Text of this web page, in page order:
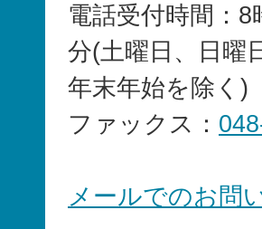
電話受付時間：
分(土曜日、日曜
年末年始を除く)
ファックス：
メールでのお問